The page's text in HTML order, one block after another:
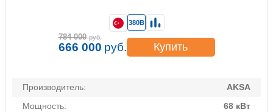
Производитель:
AKSA
Мощность:
68 кВт
380В
784 000 руб.
666 000 руб. Купить